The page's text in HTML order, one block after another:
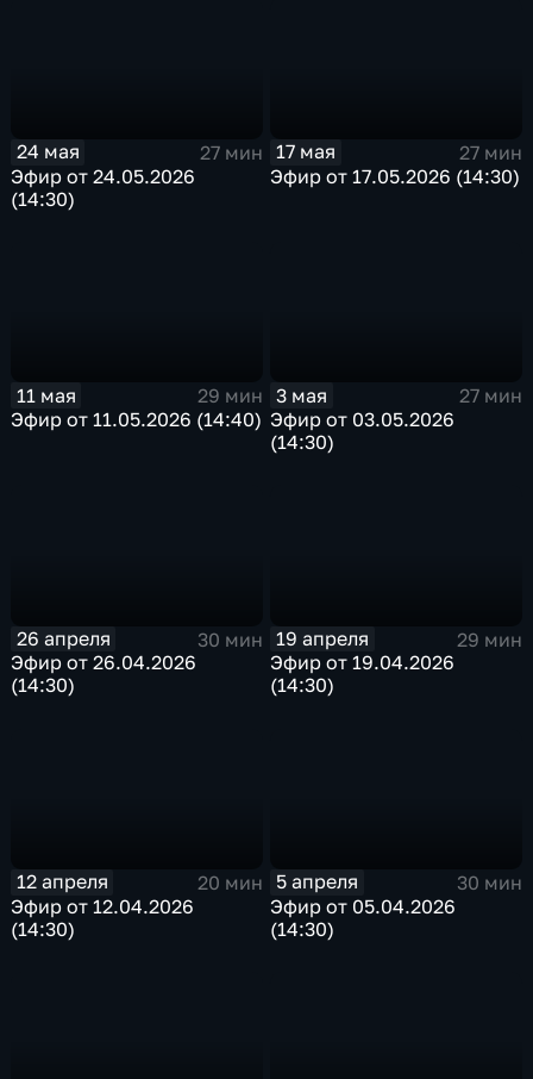
24 мая
27 мин
Эфир от 24.05.2026
(14:30)
17 мая
27 мин
Эфир от 17.05.2026 (14:30)
11 мая
29 мин
Эфир от 11.05.2026 (14:40)
3 мая
27 мин
Эфир от 03.05.2026
(14:30)
26 апреля
30 мин
Эфир от 26.04.2026
(14:30)
19 апреля
29 мин
Эфир от 19.04.2026
(14:30)
12 апреля
20 мин
Эфир от 12.04.2026
(14:30)
5 апреля
30 мин
Эфир от 05.04.2026
(14:30)